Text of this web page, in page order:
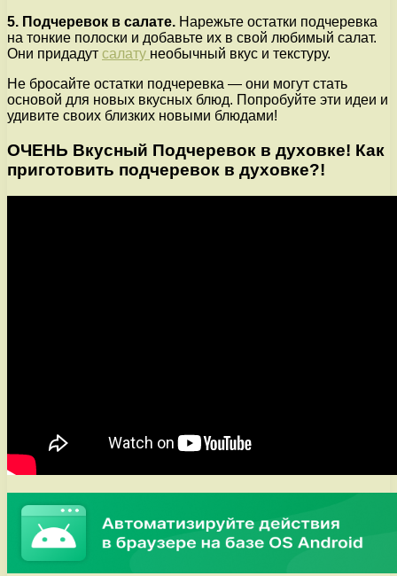
5. Подчеревок в салате. Нарежьте остатки подчеревка
на тонкие полоски и добавьте их в свой любимый салат.
Они придадут салату необычный вкус и текстуру.
Не бросайте остатки подчеревка — они могут стать
основой для новых вкусных блюд. Попробуйте эти идеи и
удивите своих близких новыми блюдами!
ОЧЕНЬ Вкусный Подчеревок в духовке! Как
приготовить подчеревок в духовке?!